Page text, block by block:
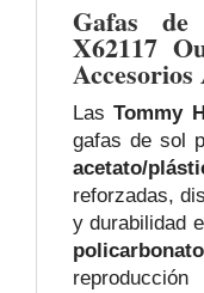
Gafas
X62117
LasTommy
gafas de sol
acetato/
reforzadas,
y durabilidad